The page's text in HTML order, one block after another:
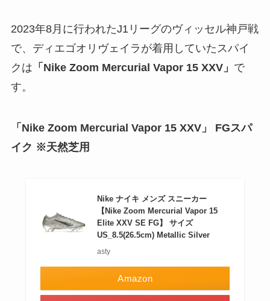
2023年8月に行われたJ1リーグのヴィッセル神戸戦
で、ディエゴオリヴェイラが着用していたスパイ
クは 「Nike Zoom Mercurial Vapor 15 XXV」 で
す。
「Nike Zoom Mercurial Vapor 15 XXV」 FGスパ
イク ※天然芝用
Nike ナイキ メンズ スニーカー
【Nike Zoom Mercurial Vapor 15
Elite XXV SE FG】 サイズ
US_8.5(26.5cm) Metallic Silver
asty
Amazon